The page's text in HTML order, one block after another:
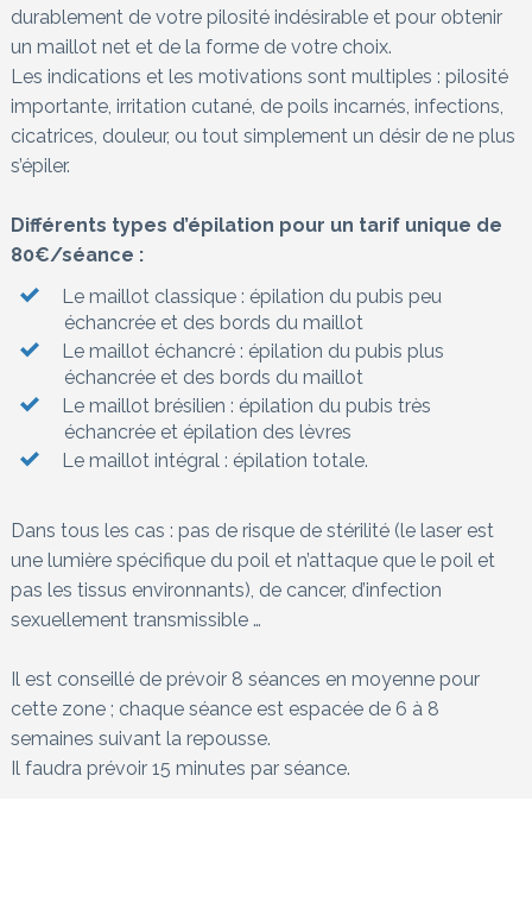
durablement de votre pilosité indésirable et pour obtenir
un maillot net et de la forme de votre choix.
Les indications et les motivations sont multiples : pilosité
importante, irritation cutané, de poils incarnés, infections,
cicatrices, douleur, ou tout simplement un désir de ne plus
s’épiler.
Différents types d’épilation pour un tarif unique de
80€/séance :
Le maillot classique : épilation du pubis peu
échancrée et des bords du maillot
Le maillot échancré : épilation du pubis plus
échancrée et des bords du maillot
Le maillot brésilien : épilation du pubis très
échancrée et épilation des lèvres
Le maillot intégral : épilation totale.
Dans tous les cas : pas de risque de stérilité (le laser est
une lumière spécifique du poil et n’attaque que le poil et
pas les tissus environnants), de cancer, d’infection
sexuellement transmissible …
Il est conseillé de prévoir 8 séances en moyenne pour
cette zone ; chaque séance est espacée de 6 à 8
semaines suivant la repousse.
Il faudra prévoir 15 minutes par séance.